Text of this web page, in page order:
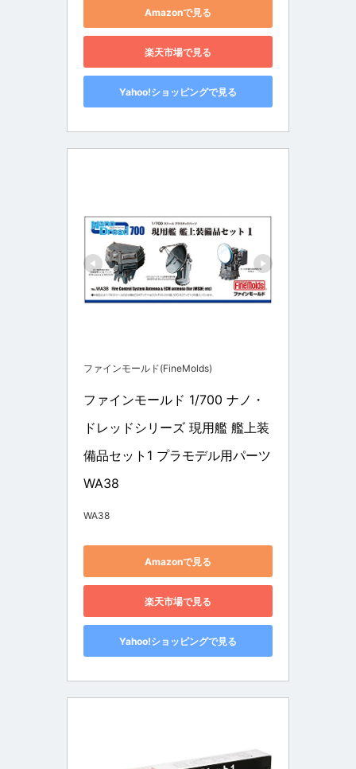
Amazonで見る
楽天市場で見る
Yahoo!ショッピングで見る
ファインモールド(FineMolds)
ファインモールド 1/700 ナノ・
ドレッドシリーズ 現用艦 艦上装
備品セット1 プラモデル用パーツ
WA38
WA38
Amazonで見る
楽天市場で見る
Yahoo!ショッピングで見る